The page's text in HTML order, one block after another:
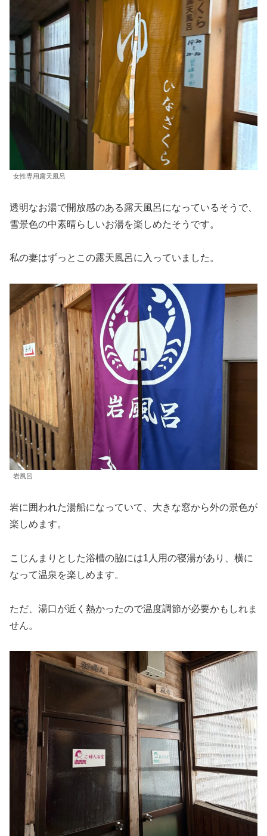
女性専用露天風呂
透明なお湯で開放感のある露天風呂になっているそうで、
雪景色の中素晴らしいお湯を楽しめたそうです。
私の妻はずっとこの露天風呂に入っていました。
岩風呂
岩に囲われた湯船になっていて、大きな窓から外の景色が
楽しめます。
こじんまりとした浴槽の脇には1人用の寝湯があり、横に
なって温泉を楽しめます。
ただ、湯口が近く熱かったので温度調節が必要かもしれま
せん。